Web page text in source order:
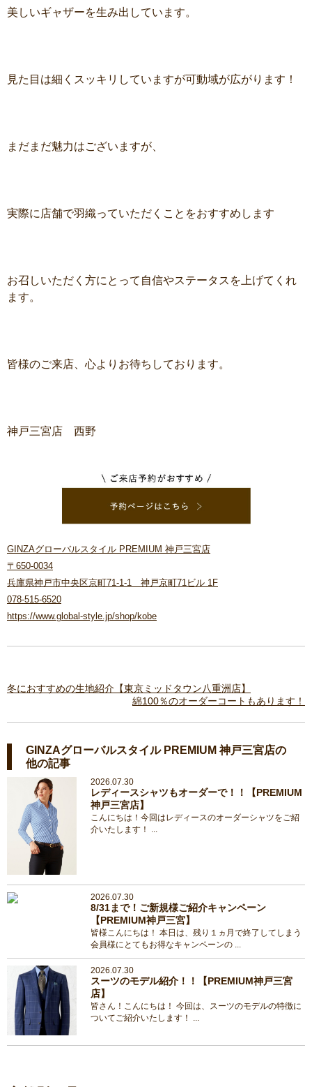
美しいギャザーを生み出しています。
見た目は細くスッキリしていますが可動域が広がります！
まだまだ魅力はございますが、
実際に店舗で羽織っていただくことをおすすめします
お召しいただく方にとって自信やステータスを上げてくれ
ます。
皆様のご来店、心よりお待ちしております。
神戸三宮店 西野
GINZAグローバルスタイル PREMIUM 神戸三宮店
〒650-0034
兵庫県神戸市中央区京町71-1-1 神戸京町71ビル 1F
078-515-6520
https://www.global-style.jp/shop/kobe
冬におすすめの生地紹介【東京ミッドタウン八重洲店】
綿100％のオーダーコートもあります！
GINZAグローバルスタイル PREMIUM 神戸三宮店の
他の記事
2026.07.30
レディースシャツもオーダーで！！【PREMIUM
神戸三宮店】
こんにちは！今回はレディースのオーダーシャツをご紹
介いたします！ ...
2026.07.30
8/31まで！ご新規様ご紹介キャンペーン
【PREMIUM神戸三宮】
皆様こんにちは！ 本日は、残り１ヵ月で終了してしまう
会員様にとてもお得なキャンペーンの ...
2026.07.30
スーツのモデル紹介！！【PREMIUM神戸三宮
店】
皆さん！こんにちは！ 今回は、スーツのモデルの特徴に
ついてご紹介いたします！ ...